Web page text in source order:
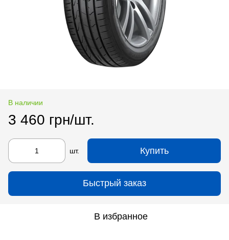
В наличии
3 460 грн/шт.
шт. Купить
Быстрый заказ
В избранное